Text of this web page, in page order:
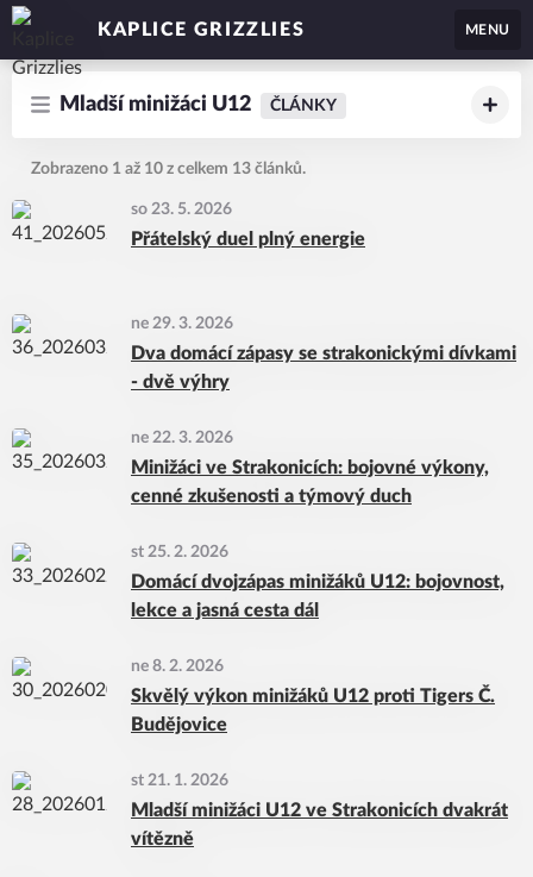
KAPLICE GRIZZLIES MENU
Mladší minižáci U12 ČLÁNKY
Zobrazeno 1 až 10 z celkem 13 článků.
so 23. 5. 2026
Přátelský duel plný energie
ne 29. 3. 2026
Dva domácí zápasy se strakonickými dívkami
- dvě výhry
ne 22. 3. 2026
Minižáci ve Strakonicích: bojovné výkony,
cenné zkušenosti a týmový duch
st 25. 2. 2026
Domácí dvojzápas minižáků U12: bojovnost,
lekce a jasná cesta dál
ne 8. 2. 2026
Skvělý výkon minižáků U12 proti Tigers Č.
Budějovice
st 21. 1. 2026
Mladší minižáci U12 ve Strakonicích dvakrát
vítězně